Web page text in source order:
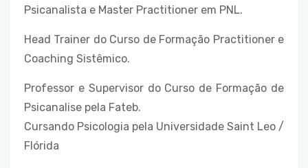
Psicanalista e Master Practitioner em PNL.
Head Trainer do Curso de Formação Practitioner e
Coaching Sistêmico.
Professor e Supervisor do Curso de Formação de
Psicanalise pela Fateb.
Cursando Psicologia pela Universidade Saint Leo /
Flórida